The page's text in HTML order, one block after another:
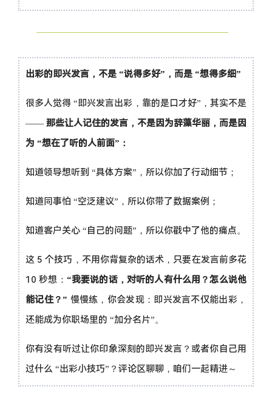
出彩的即兴发言，不是 “说得多好”，而是 “想得多细”
很多人觉得 “即兴发言出彩，靠的是口才好”，其实不是
—— 那些让人记住的发言，不是因为辞藻华丽，而是因
为 “想在了听的人前面”：
知道领导想听到 “具体方案”，所以你加了行动细节；
知道同事怕 “空泛建议”，所以你带了数据案例；
知道客户关心 “自己的问题”，所以你戳中了他的痛点。
这 5 个技巧，不用你背复杂的话术，只要在发言前多花
10 秒想： “我要说的话，对听的人有什么用？怎么说他
能记住？” 慢慢练，你会发现：即兴发言不仅能出彩，
还能成为你职场里的 “加分名片”。
你有没有听过让你印象深刻的即兴发言？或者你自己用
过什么 “出彩小技巧”？评论区聊聊，咱们一起精进～